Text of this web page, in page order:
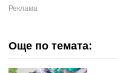
Още по темата: